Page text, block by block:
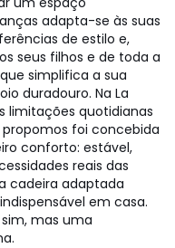
adapta-se às suas
de estilo e,
seus filhos e de toda a
simplifica a sua
duradouro. Na La
limitações quotidianas
foi concebida
conforto: estável,
reais das
cadeira adaptada
em casa.
mas uma